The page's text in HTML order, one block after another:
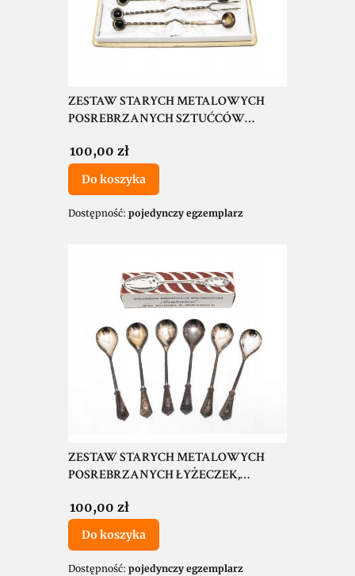
ZESTAW STARYCH METALOWYCH
POSREBRZANYCH SZTUĆCÓW
Cena
100,00 zł
Do koszyka
Dostępność: pojedynczy egzemplarz
ZESTAW STARYCH METALOWYCH
POSREBRZANYCH ŁYŻECZEK,
Cena
100,00 zł
Do koszyka
Dostępność: pojedynczy egzemplarz